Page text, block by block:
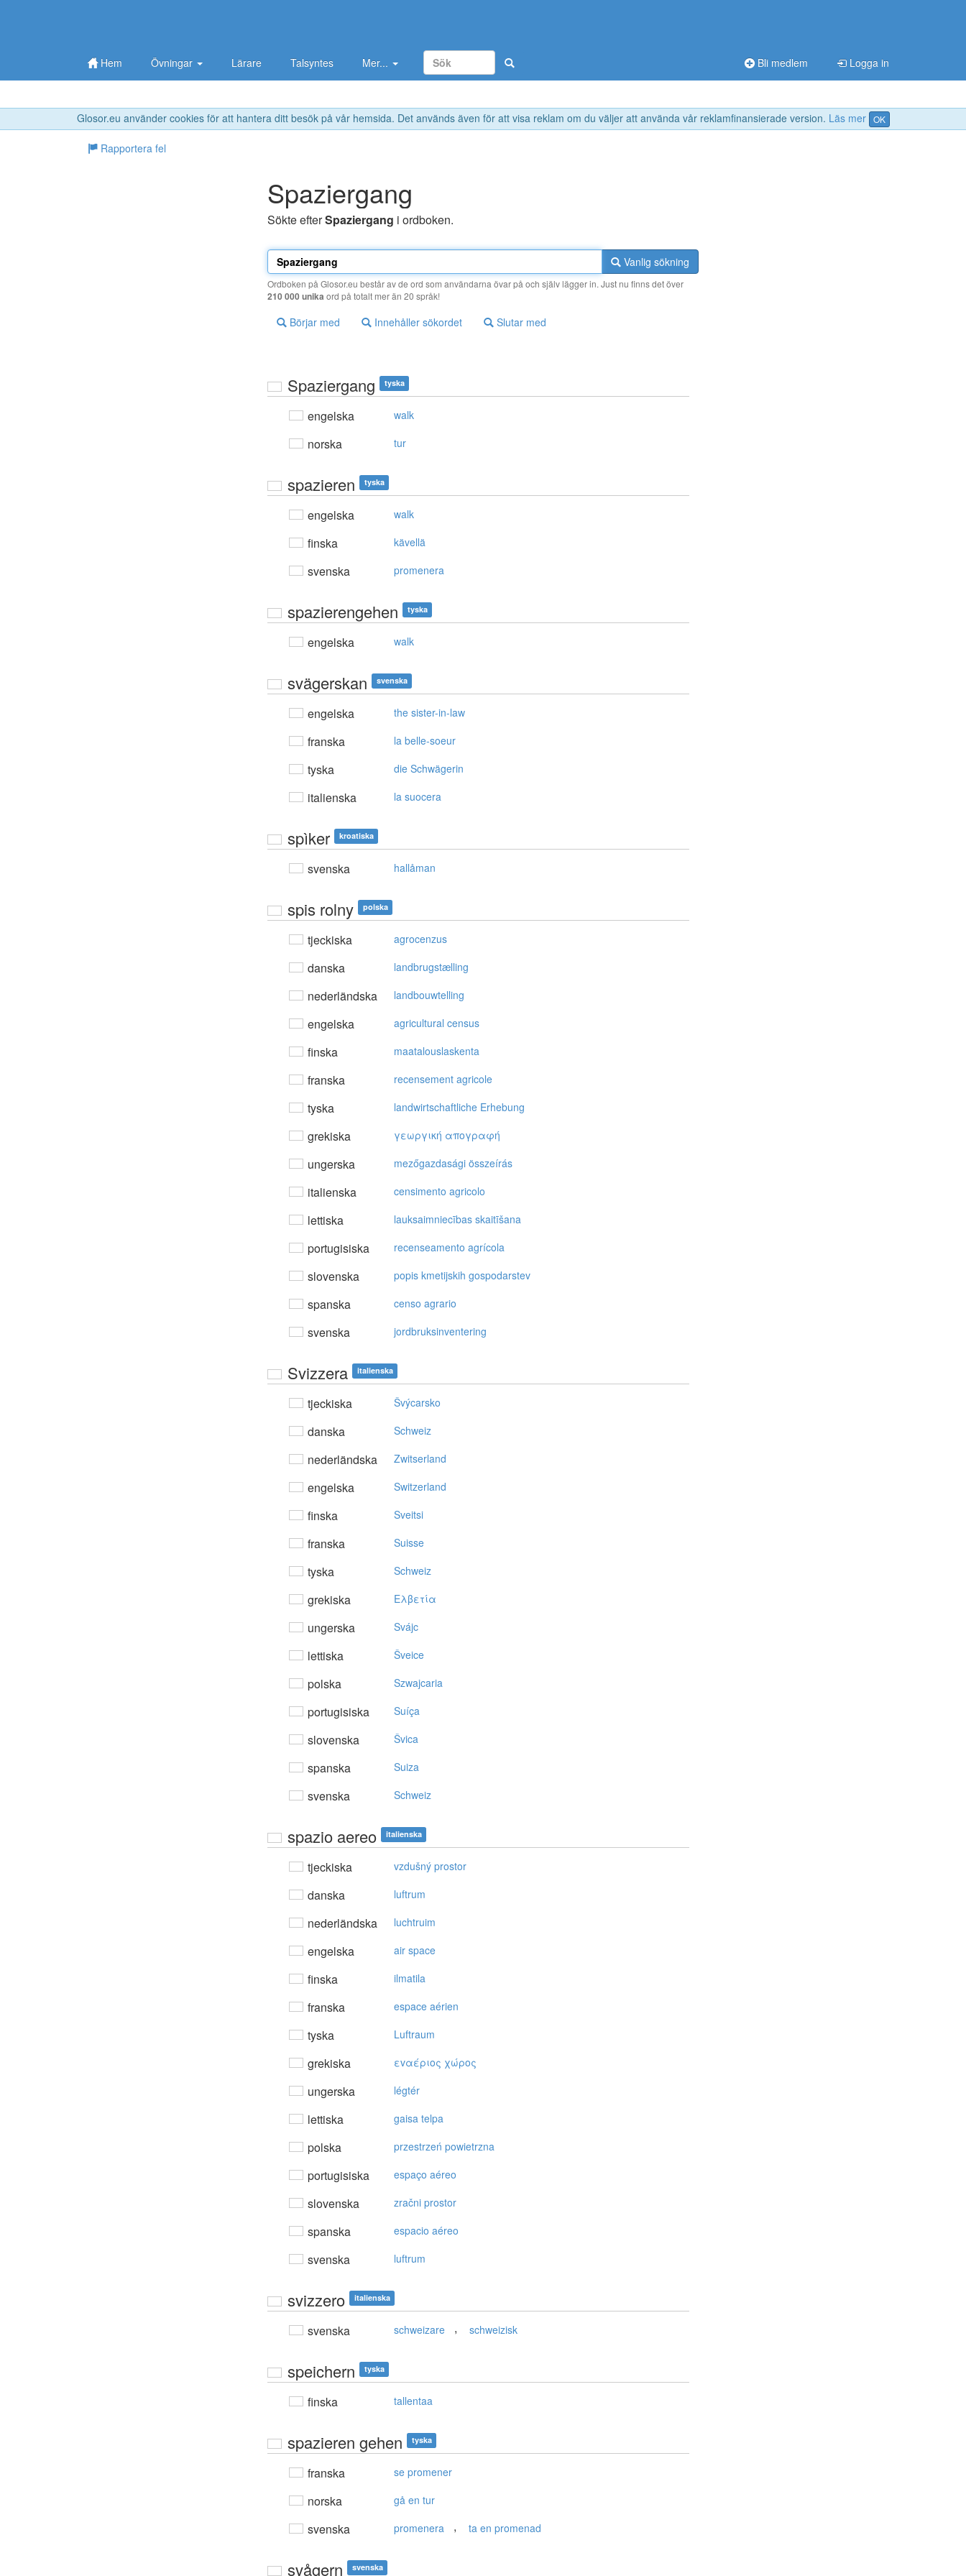
Glosor.eu använder cookies för att hantera ditt besök på vår hemsida. Det används även för att visa reklam om du väljer att använda vår reklamfinansierade version. Läs mer OK
Hem Övningar Lärare Talsyntes Mer... Bli medlem Logga in
Rapportera fel
Spaziergang
Sökte efterSpaziergang i ordboken.
Vanlig sökning
Ordboken på Glosor.eu består av de ord som användarna övar på och själv lägger in. Just nu finns det över
210 000 unika ord på totalt mer än 20 språk!
Börjar med Innehåller sökordet Slutar med
Spaziergang tyska
engelska walk
norska tur
spazieren tyska
engelska walk
finska kävellä
svenska promenera
spazierengehen tyska
engelska walk
svägerskan svenska
engelska the sister-in-law
franska la belle-soeur
tyska die Schwägerin
italienska la suocera
spìker kroatiska
svenska hallåman
spis rolny polska
tjeckiska agrocenzus
danska landbrugstælling
nederländska landbouwtelling
engelska agricultural census
finska maatalouslaskenta
franska recensement agricole
tyska landwirtschaftliche Erhebung
grekiska γεωργική απoγραφή
ungerska mezőgazdasági összeírás
italienska censimento agricolo
lettiska lauksaimniecības skaitīšana
portugisiska recenseamento agrícola
slovenska popis kmetijskih gospodarstev
spanska censo agrario
svenska jordbruksinventering
Svizzera italienska
tjeckiska Švýcarsko
danska Schweiz
nederländska Zwitserland
engelska Switzerland
finska Sveitsi
franska Suisse
tyska Schweiz
grekiska Eλβετία
ungerska Svájc
lettiska Šveice
polska Szwajcaria
portugisiska Suíça
slovenska Švica
spanska Suiza
svenska Schweiz
spazio aereo italienska
tjeckiska vzdušný prostor
danska luftrum
nederländska luchtruim
engelska air space
finska ilmatila
franska espace aérien
tyska Luftraum
grekiska εvαέριoς χώρoς
ungerska légtér
lettiska gaisa telpa
polska przestrzeń powietrzna
portugisiska espaço aéreo
slovenska zračni prostor
spanska espacio aéreo
svenska luftrum
svizzero italienska
svenska schweizare , schweizisk
speichern tyska
finska tallentaa
spazieren gehen tyska
franska se promener
norska gå en tur
svenska promenera , ta en promenad
svågern svenska